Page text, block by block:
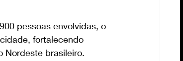
pessoas envolvidas, o
fortalecendo
Nordeste brasileiro.